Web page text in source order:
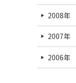
2008年
2007年
2006年